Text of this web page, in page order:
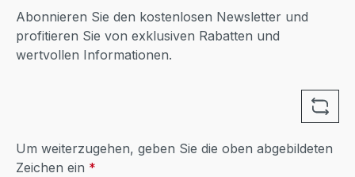
Abonnieren Sie den kostenlosen Newsletter und
profitieren Sie von exklusiven Rabatten und
wertvollen Informationen.
Um weiterzugehen, geben Sie die oben abgebildeten
Zeichen ein *